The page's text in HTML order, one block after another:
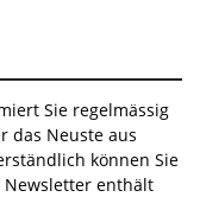
Sie regelmässig
das Neuste aus
können Sie
Newsletter enthält